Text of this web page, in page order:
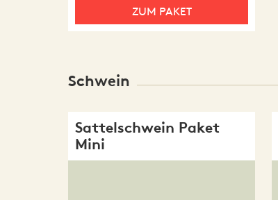
ZUM PAKET
Schwein
Sattelschwein Paket
Mini